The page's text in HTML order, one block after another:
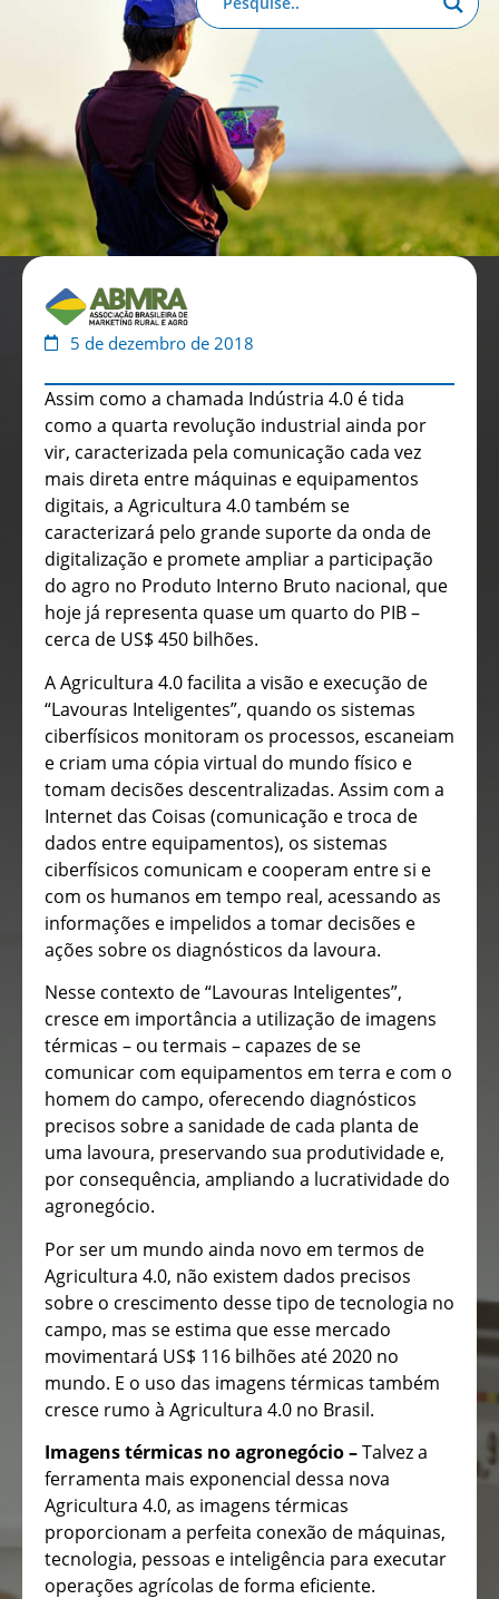
5 de dezembro de 2018
Assim como a chamada Indústria 4.0 é tida
como a quarta revolução industrial ainda por
vir, caracterizada pela comunicação cada vez
mais direta entre máquinas e equipamentos
digitais, a Agricultura 4.0 também se
caracterizará pelo grande suporte da onda de
digitalização e promete ampliar a participação
do agro no Produto Interno Bruto nacional, que
hoje já representa quase um quarto do PIB –
cerca de US$ 450 bilhões.
A Agricultura 4.0 facilita a visão e execução de
“Lavouras Inteligentes”, quando os sistemas
ciberfísicos monitoram os processos, escaneiam
e criam uma cópia virtual do mundo físico e
tomam decisões descentralizadas. Assim com a
Internet das Coisas (comunicação e troca de
dados entre equipamentos), os sistemas
ciberfísicos comunicam e cooperam entre si e
com os humanos em tempo real, acessando as
informações e impelidos a tomar decisões e
ações sobre os diagnósticos da lavoura.
Nesse contexto de “Lavouras Inteligentes”,
cresce em importância a utilização de imagens
térmicas – ou termais – capazes de se
comunicar com equipamentos em terra e com o
homem do campo, oferecendo diagnósticos
precisos sobre a sanidade de cada planta de
uma lavoura, preservando sua produtividade e,
por consequência, ampliando a lucratividade do
agronegócio.
Por ser um mundo ainda novo em termos de
Agricultura 4.0, não existem dados precisos
sobre o crescimento desse tipo de tecnologia no
campo, mas se estima que esse mercado
movimentará US$ 116 bilhões até 2020 no
mundo. E o uso das imagens térmicas também
cresce rumo à Agricultura 4.0 no Brasil.
Imagens térmicas no agronegócio –Talvez a
ferramenta mais exponencial dessa nova
Agricultura 4.0, as imagens térmicas
proporcionam a perfeita conexão de máquinas,
tecnologia, pessoas e inteligência para executar
operações agrícolas de forma eficiente.